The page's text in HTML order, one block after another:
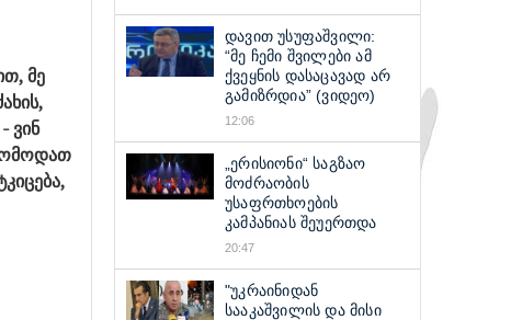
მე
ვინ
დავით უსუფაშვილი:
“მე ჩემი შვილები ამ
ქვეყნის დასაცავად არ
გამიზრდია” (ვიდეო)
12:06
„ერისიონი“ საგზაო
მოძრაობის
უსაფრთხოების
კამპანიას შეუერთდა
20:47
"უკრაინიდან
სააკაშვილის და მისი